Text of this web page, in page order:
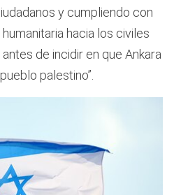
y cumpliendo con
hacia los civiles
antes de incidir en que Ankara
palestino”.